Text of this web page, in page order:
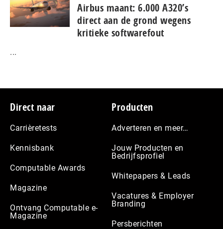
Airbus maant: 6.000 A320’s
direct aan de grond wegens
kritieke softwarefout
...
Footer
Direct naar
Carrièretests
Kennisbank
Computable Awards
Magazine
Ontvang Computable e-
Magazine
Producten
Adverteren en meer…
Jouw Producten en
Bedrijfsprofiel
Whitepapers & Leads
Vacatures & Employer
Branding
Persberichten